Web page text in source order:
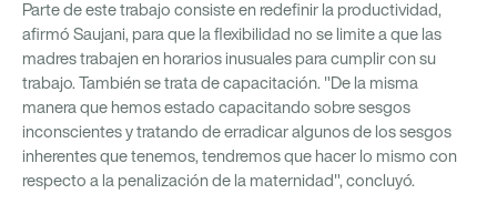
Parte de este trabajo consiste en redefinir la productividad,
afirmó Saujani, para que la flexibilidad no se limite a que las
madres trabajen en horarios inusuales para cumplir con su
trabajo. También se trata de capacitación. "De la misma
manera que hemos estado capacitando sobre sesgos
inconscientes y tratando de erradicar algunos de los sesgos
inherentes que tenemos, tendremos que hacer lo mismo con
respecto a la penalización de la maternidad", concluyó.